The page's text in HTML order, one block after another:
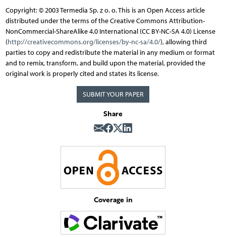
Copyright: © 2003 Termedia Sp. z o. o. This is an Open Access article
distributed under the terms of the Creative Commons Attribution-
NonCommercial-ShareAlike 4.0 International (CC BY-NC-SA 4.0) License
(http://creativecommons.org/licenses/by-nc-sa/4.0/), allowing third
parties to copy and redistribute the material in any medium or format
and to remix, transform, and build upon the material, provided the
original work is properly cited and states its license.
SUBMIT YOUR PAPER
Share
Coverage in